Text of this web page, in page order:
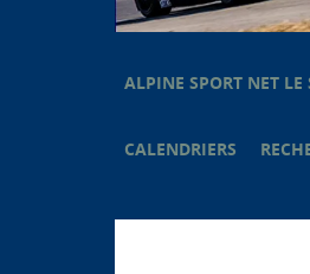
ALPINE SPORT NET
CALENDRIERS